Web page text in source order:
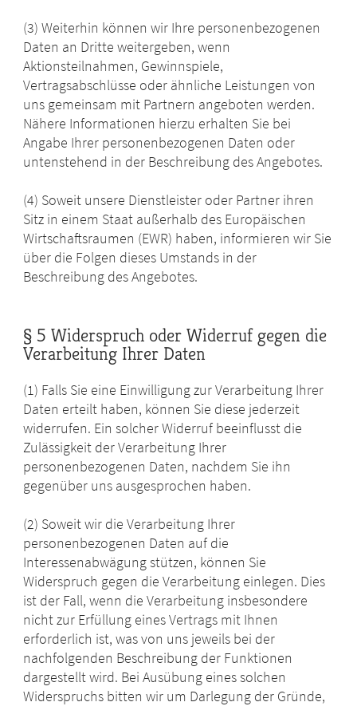
(3) Weiterhin können wir Ihre personenbezogenen
Daten an Dritte weitergeben, wenn
Aktionsteilnahmen, Gewinnspiele,
Vertragsabschlüsse oder ähnliche Leistungen von
uns gemeinsam mit Partnern angeboten werden.
Nähere Informationen hierzu erhalten Sie bei
Angabe Ihrer personenbezogenen Daten oder
untenstehend in der Beschreibung des Angebotes.
(4) Soweit unsere Dienstleister oder Partner ihren
Sitz in einem Staat außerhalb des Europäischen
Wirtschaftsraumen (EWR) haben, informieren wir Sie
über die Folgen dieses Umstands in der
Beschreibung des Angebotes.
§ 5 Widerspruch oder Widerruf gegen die
Verarbeitung Ihrer Daten
(1) Falls Sie eine Einwilligung zur Verarbeitung Ihrer
Daten erteilt haben, können Sie diese jederzeit
widerrufen. Ein solcher Widerruf beeinflusst die
Zulässigkeit der Verarbeitung Ihrer
personenbezogenen Daten, nachdem Sie ihn
gegenüber uns ausgesprochen haben.
(2) Soweit wir die Verarbeitung Ihrer
personenbezogenen Daten auf die
Interessenabwägung stützen, können Sie
Widerspruch gegen die Verarbeitung einlegen. Dies
ist der Fall, wenn die Verarbeitung insbesondere
nicht zur Erfüllung eines Vertrags mit Ihnen
erforderlich ist, was von uns jeweils bei der
nachfolgenden Beschreibung der Funktionen
dargestellt wird. Bei Ausübung eines solchen
Widerspruchs bitten wir um Darlegung der Gründe,